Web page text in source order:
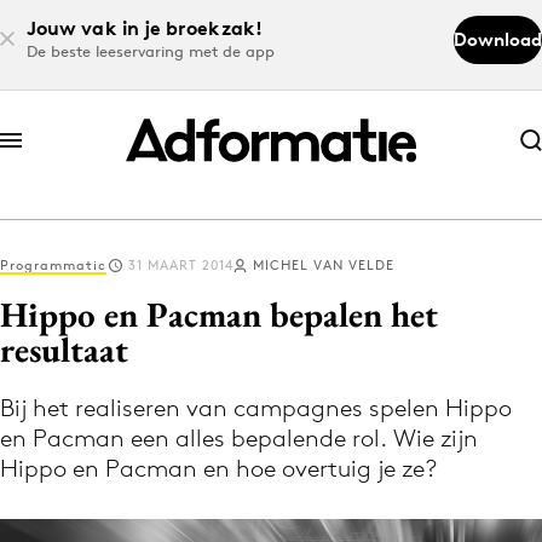
Jouw vak in je broekzak!
De beste leeservaring met de app
Download
Abonneer nu
Abonneer nu
Log in
Volg het laatste nieuws via de Adformatie
Nieuws app
Programmatic 31 MAART 2014 MICHEL VAN VELDE
Hippo en Pacman bepalen het
resultaat
Bij het realiseren van campagnes spelen Hippo
en Pacman een alles bepalende rol. Wie zijn
Hippo en Pacman en hoe overtuig je ze?